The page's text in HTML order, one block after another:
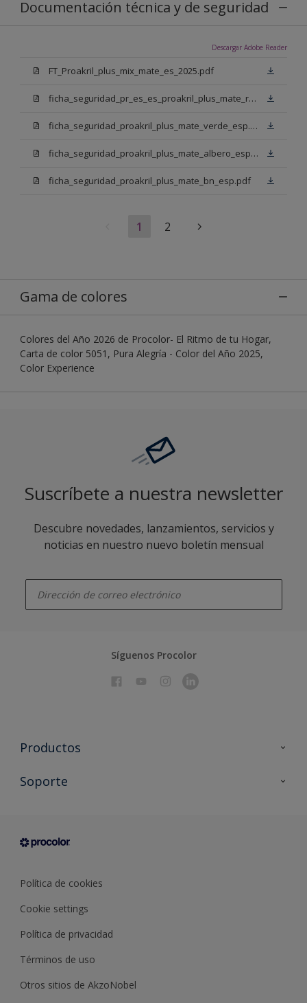
Documentación técnica y de seguridad
Descargar Adobe Reader
FT_Proakril_plus_mix_mate_es_2025.pdf
ficha_seguridad_pr_es_es_proakril_plus_mate_rojo_ingles.pdf
ficha_seguridad_proakril_plus_mate_verde_esp.pdf
ficha_seguridad_proakril_plus_mate_albero_esp.pdf
ficha_seguridad_proakril_plus_mate_bn_esp.pdf
1 2
Gama de colores
Colores del Año 2026 de Procolor- El Ritmo de tu Hogar,
Carta de color 5051, Pura Alegría - Color del Año 2025,
Color Experience
Suscríbete a nuestra newsletter
Descubre novedades, lanzamientos, servicios y
noticias en nuestro nuevo boletín mensual
Síguenos Procolor
Productos
Todos los productos
Condiciones generales de venta
Soporte
Sobre Procolor
Política de cookies
Cookie settings
Política de privacidad
Términos de uso
Otros sitios de AkzoNobel